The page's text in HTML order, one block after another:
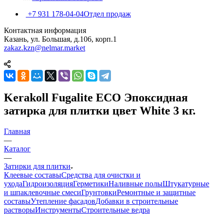
+7 931 178-04-04Отдел продаж
Контактная информация
Казань, ул. Большая, д.106, корп.1
zakaz.kzn@nelmar.market
Kerakoll Fugalite ECO Эпоксидная
затирка для плитки цвет White 3 кг.
Главная
—
Каталог
—
Затирки для плитки
Клеевые составыСредства для очистки и
уходаГидроизоляцияГерметикиНаливные полыШтукатурные
и шпаклевочные смесиГрунтовкиРемонтные и защитные
составыУтепление фасадовДобавки в строительные
растворыИнструментыСтроительные ведра